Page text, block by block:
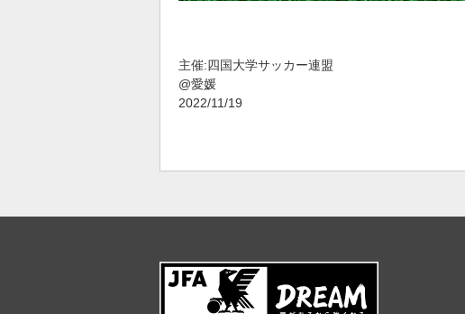
主催:四国大学サッカー連盟
@愛媛
2022/11/19